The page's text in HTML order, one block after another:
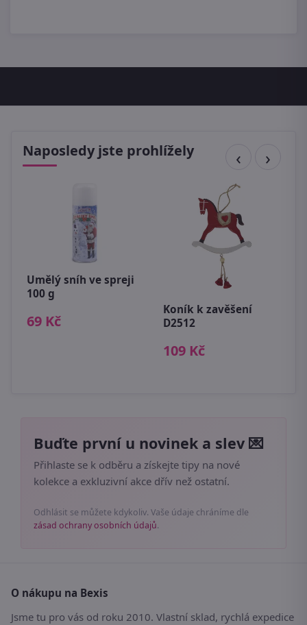
Naposledy jste prohlížely
Umělý sníh ve spreji
100 g
69 Kč
Koník k zavěšení
D2512
109 Kč
Buďte první u novinek a slev 💌
Přihlaste se k odběru a získejte tipy na nové
kolekce a exkluzivní akce dřív než ostatní.
Odhlásit se můžete kdykoliv. Vaše údaje chráníme dle
zásad ochrany osobních údajů.
O nákupu na Bexis
Jsme tu pro vás od roku 2010. Vlastní sklad, rychlá expedice